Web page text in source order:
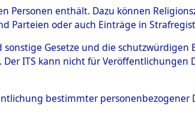
oder
KZ Buchenwald
ab Ende
→0161
Personen enthält. Dazu können
Parteien oder auch Einträge in
Gesetze und die schutzwürdigen
ITS kann nicht für Veröffentlichungen
bestimmter personenbezogener